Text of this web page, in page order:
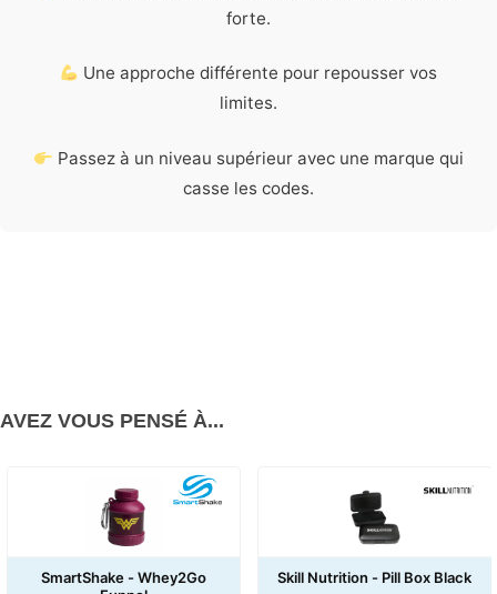
forte.
Une approche différente pour repousser vos
limites.
Passez à un niveau supérieur avec une marque qui
casse les codes.
AVEZ VOUS PENSÉ À...
Skill Nutrition - Pill Box Black SmartShake - Revive Storage